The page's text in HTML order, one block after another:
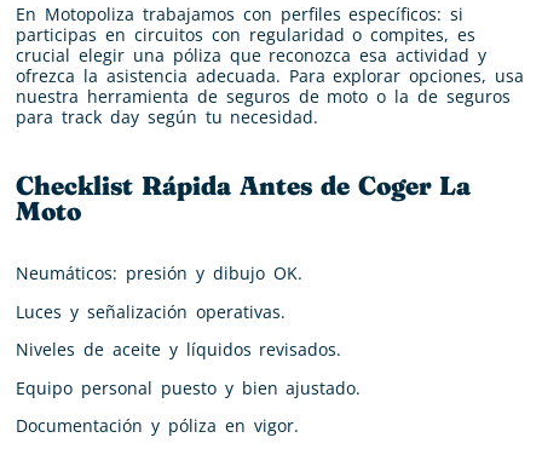
En Motopoliza trabajamos con perfiles específicos: si
participas en circuitos con regularidad o compites, es
crucial elegir una póliza que reconozca esa actividad y
ofrezca la asistencia adecuada. Para explorar opciones, usa
nuestra herramienta de seguros de moto o la de seguros
para track day según tu necesidad.
Checklist Rápida Antes de Coger La
Moto
Neumáticos: presión y dibujo OK.
Luces y señalización operativas.
Niveles de aceite y líquidos revisados.
Equipo personal puesto y bien ajustado.
Documentación y póliza en vigor.